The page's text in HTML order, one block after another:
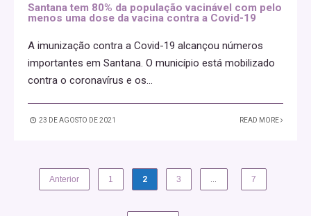
Santana tem 80% da população vacinável com pelo
menos uma dose da vacina contra a Covid-19
A imunização contra a Covid-19 alcançou números
importantes em Santana. O município está mobilizado
contra o coronavírus e os...
23 DE AGOSTO DE 2021 READ MORE
Anterior 1 2 3 7